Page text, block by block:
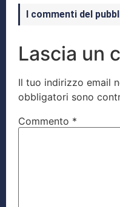
I commenti del
Lascia un
Il tuo indirizzo email
obbligatori sono
Commento *